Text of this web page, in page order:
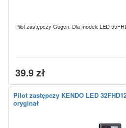
Pilot zastępczy Gogen. Dla modeli: LED
39.9 zł
Pilot zastępczy KENDO LED
oryginał